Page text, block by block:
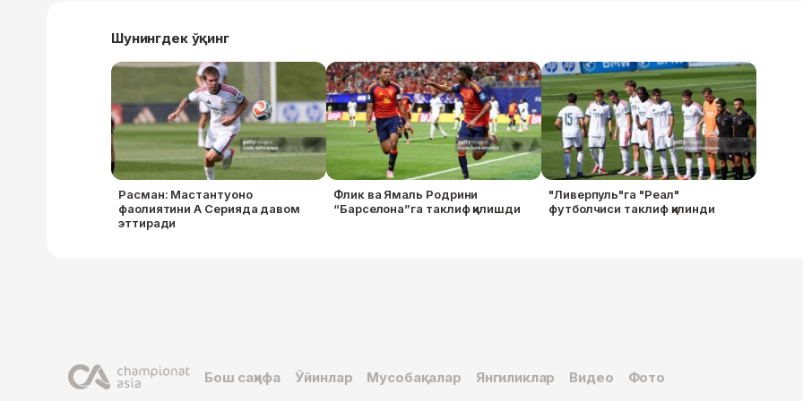
Шунингдек ўқинг
Расман: Мастантуоно
фаолиятини А Серияда давом
эттиради
Флик ва Ямаль Родрини
“Барселона”га таклиф қилишди
"Ливерпуль"га "Реал"
футболчиси таклиф қилинди
Бош саҳифа Ўйинлар Мусобақалар Янгиликлар Видео Фото